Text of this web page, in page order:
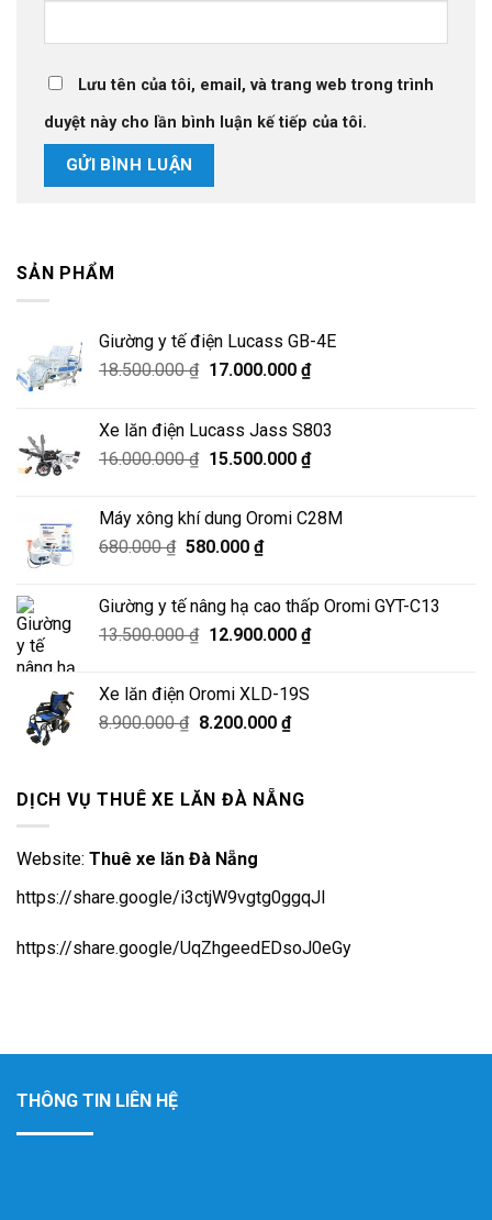
Lưu tên của tôi, email, và trang web trong trình
duyệt này cho lần bình luận kế tiếp của tôi.
SẢN PHẨM
Giường y tế điện Lucass GB-4E
18.500.000₫ Giá
18.500.000 ₫.
17.000.000 ₫Giá
là:
17.000.000 ₫.
Xe lăn điện Lucass Jass S803
16.000.000₫ Giá
16.000.000 ₫.
15.500.000 ₫Giá
là:
Máy xông khí dung Oromi C28M
680.000₫ Giá
680.000 ₫.
580.000 ₫Giá
là:
580.000 ₫.
Giường y tế nâng hạ cao thấp Oromi GYT-C13
13.500.000₫ Giá
13.500.000 ₫.
12.900.000 ₫Giá
Xe lăn điện Oromi XLD-19S
8.900.000₫ Giá
8.900.000 ₫.
8.200.000 ₫Giá
là:
DỊCH VỤ THUÊ XE LĂN ĐÀ NẴNG
Website: Thuê xe lăn Đà Nẵng
https://share.google/i3ctjW9vgtg0ggqJl
https://share.google/UqZhgeedEDsoJ0eGy
THÔNG TIN LIÊN HỆ